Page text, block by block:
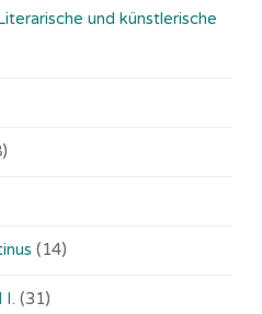
und künstlerische
(14)
I. (31)